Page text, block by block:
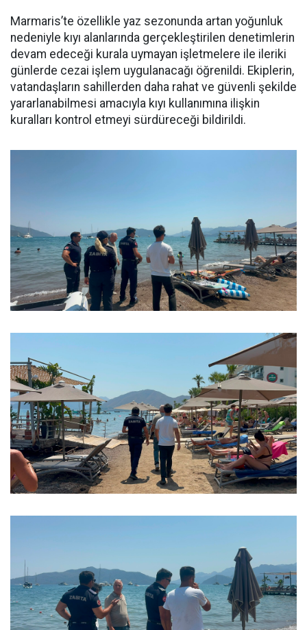
Marmaris’te özellikle yaz sezonunda artan yoğunluk
nedeniyle kıyı alanlarında gerçekleştirilen denetimlerin
devam edeceği kurala uymayan işletmelere ile ileriki
günlerde cezai işlem uygulanacağı öğrenildi. Ekiplerin,
vatandaşların sahillerden daha rahat ve güvenli şekilde
yararlanabilmesi amacıyla kıyı kullanımına ilişkin
kuralları kontrol etmeyi sürdüreceği bildirildi.